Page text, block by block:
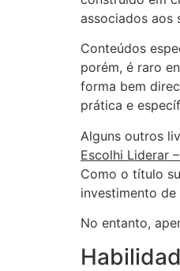
associados aos
Conteúdos
porém, é raro
forma bem
prática e
Alguns outros
Escolhi Liderar
Como o título
investimento de
No entanto,